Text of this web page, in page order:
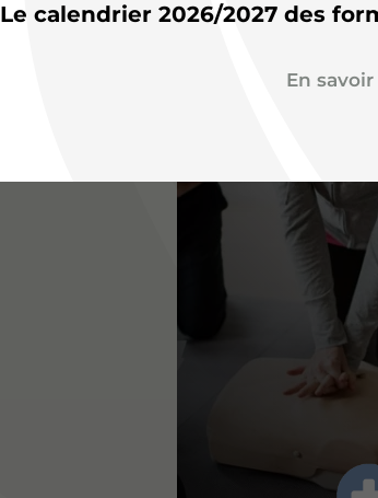
Le calendrier 2026/2027 des
En